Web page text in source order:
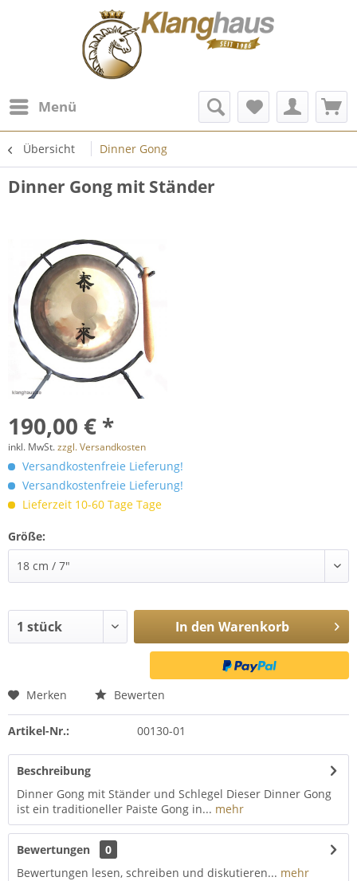
Menü
Übersicht Dinner Gong
Dinner Gong mit Ständer
190,00 € *
inkl. MwSt.zzgl. Versandkosten
Versandkostenfreie Lieferung!
Versandkostenfreie Lieferung!
Lieferzeit 10-60 Tage Tage
Größe:
In den Warenkorb
Merken Bewerten
Artikel-Nr.: 00130-01
Beschreibung
Dinner Gong mit Ständer und Schlegel Dieser Dinner Gong
ist ein traditioneller Paiste Gong in... mehr
Bewertungen
0
Bewertungen lesen, schreiben und diskutieren... mehr